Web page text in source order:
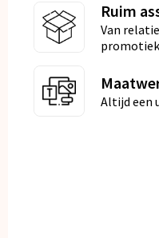
Ruim
Van
Altijd een